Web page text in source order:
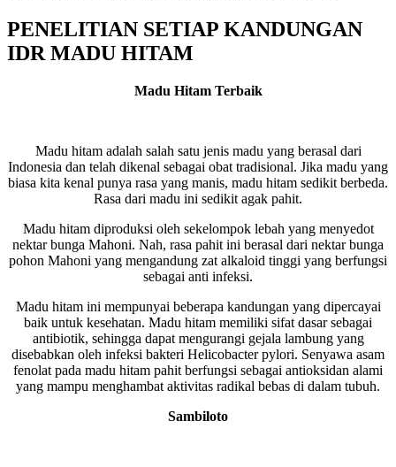
PENELITIAN SETIAP KANDUNGAN
IDR MADU HITAM
Madu Hitam Terbaik
Madu hitam adalah salah satu jenis madu yang berasal dari
Indonesia dan telah dikenal sebagai obat tradisional. Jika madu yang
biasa kita kenal punya rasa yang manis, madu hitam sedikit berbeda.
Rasa dari madu ini sedikit agak pahit.
Madu hitam diproduksi oleh sekelompok lebah yang menyedot
nektar bunga Mahoni. Nah, rasa pahit ini berasal dari nektar bunga
pohon Mahoni yang mengandung zat alkaloid tinggi yang berfungsi
sebagai anti infeksi.
Madu hitam ini mempunyai beberapa kandungan yang dipercayai
baik untuk kesehatan. Madu hitam memiliki sifat dasar sebagai
antibiotik, sehingga dapat mengurangi gejala lambung yang
disebabkan oleh infeksi bakteri Helicobacter pylori. Senyawa asam
fenolat pada madu hitam pahit berfungsi sebagai antioksidan alami
yang mampu menghambat aktivitas radikal bebas di dalam tubuh.
Sambiloto